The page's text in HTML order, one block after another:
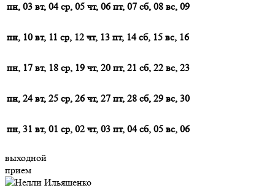
пн, 03 вт, 04 ср, 05 чт, 06 пт, 07 сб, 08 вс, 09
пн, 10 вт, 11 ср, 12 чт, 13 пт, 14 сб, 15 вс, 16
пн, 17 вт, 18 ср, 19 чт, 20 пт, 21 сб, 22 вс, 23
пн, 24 вт, 25 ср, 26 чт, 27 пт, 28 сб, 29 вс, 30
пн, 31 вт, 01 ср, 02 чт, 03 пт, 04 сб, 05 вс, 06
выходной
прием